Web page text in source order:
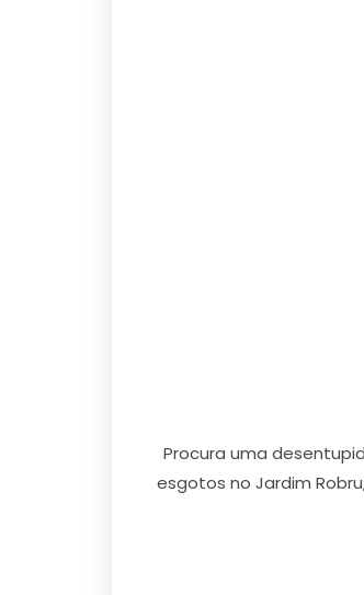
Procura uma
esgotos no Jardim